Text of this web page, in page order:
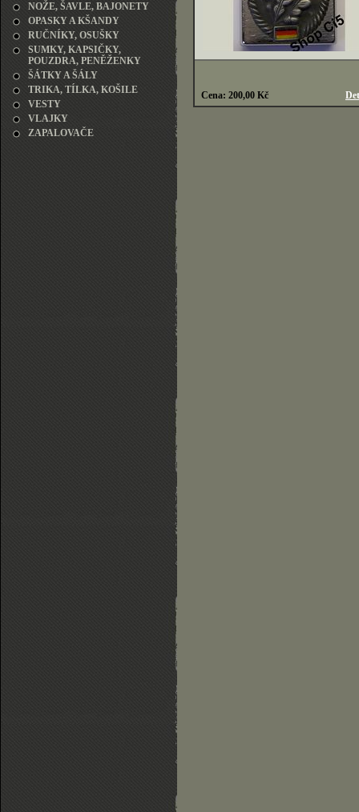
NOŽE, ŠAVLE, BAJONETY
OPASKY A KŠANDY
RUČNÍKY, OSUŠKY
SUMKY, KAPSIČKY,
POUZDRA, PENĚŽENKY
ŠÁTKY A ŠÁLY
TRIKA, TÍLKA, KOŠILE
VESTY
VLAJKY
ZAPALOVAČE
Cena: 200,00 Kč